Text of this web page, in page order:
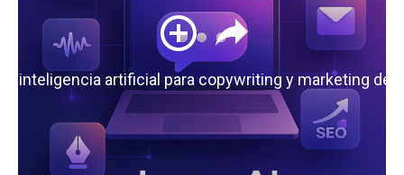
la inteligencia artificial para copywriting y marketing de